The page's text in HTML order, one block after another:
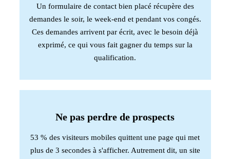
Un formulaire de contact bien placé récupère des
demandes le soir, le week-end et pendant vos congés.
Ces demandes arrivent par écrit, avec le besoin déjà
exprimé, ce qui vous fait gagner du temps sur la
qualification.
Ne pas perdre de prospects
53 % des visiteurs mobiles quittent une page qui met
plus de 3 secondes à s'afficher. Autrement dit, un site